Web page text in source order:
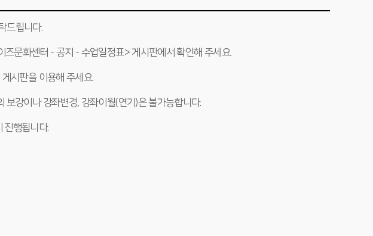
드립니다.
즈문화센터 - 공지 - 수업일정표> 게시판에서 확인해 주세요.
시판을 이용해 주세요.
보강이나 강좌변경, 강좌이월(연기)은 불가능합니다.
진행됩니다.